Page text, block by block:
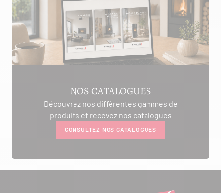
NOS CATALOGUES
Découvrez nos différentes gammes de
produits et recevez nos catalogues
CONSULTEZ NOS CATALOGUES